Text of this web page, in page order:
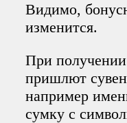
Видимо,
изменится.
При
пришлют
например
сумку с